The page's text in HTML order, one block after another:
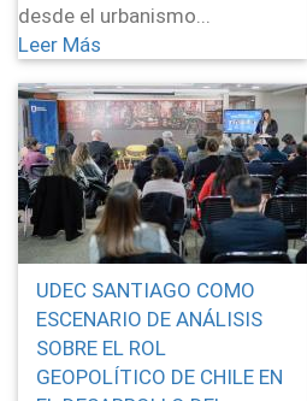
desde el urbanismo...
Leer Más
UDEC SANTIAGO COMO
ESCENARIO DE ANÁLISIS
SOBRE EL ROL
GEOPOLÍTICO DE CHILE EN